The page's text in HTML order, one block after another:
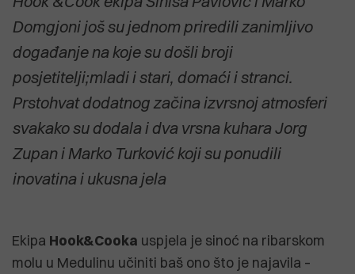
Domgjoni još su jednom priredili zanimljivo
događanje na koje su došli broji
posjetitelji;mladi i stari, domaći i stranci.
Prstohvat dodatnog začina izvrsnoj atmosferi
svakako su dodala i dva vrsna kuhara Jorg
Zupan i Marko Turković koji su ponudili
inovatina i ukusna jela
Ekipa Hook&Cooka uspjela je sinoć na ribarskom
molu u Medulinu učiniti baš ono što je najavila –